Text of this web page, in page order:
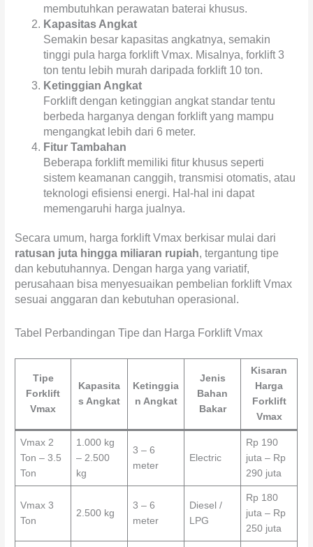
membutuhkan perawatan baterai khusus.
Kapasitas Angkat
Semakin besar kapasitas angkatnya, semakin
tinggi pula harga forklift Vmax. Misalnya, forklift 3
ton tentu lebih murah daripada forklift 10 ton.
Ketinggian Angkat
Forklift dengan ketinggian angkat standar tentu
berbeda harganya dengan forklift yang mampu
mengangkat lebih dari 6 meter.
Fitur Tambahan
Beberapa forklift memiliki fitur khusus seperti
sistem keamanan canggih, transmisi otomatis, atau
teknologi efisiensi energi. Hal-hal ini dapat
memengaruhi harga jualnya.
Secara umum, harga forklift Vmax berkisar mulai dari
ratusan juta hingga miliaran rupiah, tergantung tipe
dan kebutuhannya. Dengan harga yang variatif,
perusahaan bisa menyesuaikan pembelian forklift Vmax
sesuai anggaran dan kebutuhan operasional.
Tabel Perbandingan Tipe dan Harga Forklift Vmax
Tipe
Forklift
Vmax
Kapasita
s Angkat
Ketinggia
n Angkat
Jenis
Bahan
Bakar
Kisaran
Harga
Forklift
Vmax
Vmax 2
Ton – 3.5
Ton
1.000 kg
– 2.500
kg
3 – 6
meter
Electric
Rp 190
juta – Rp
290 juta
Vmax 3
Ton
2.500 kg
3 – 6
meter
Diesel /
LPG
Rp 180
juta – Rp
250 juta